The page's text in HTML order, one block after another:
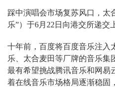
踩中演唱会市场复苏风口，太
乐”）于6月22日向港交所递交
十年前，百度将百度音乐注入
乐、太合麦田等厂牌的音乐集
最有希望挑战腾讯音乐和网易
着在线音乐市场格局逐渐稳固